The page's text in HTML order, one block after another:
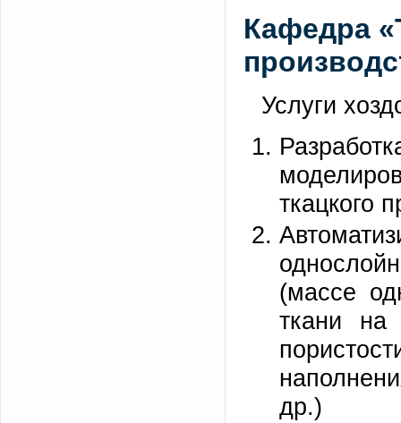
Кафедра
Услуги
ткацкого
(массе
ткани
др.)